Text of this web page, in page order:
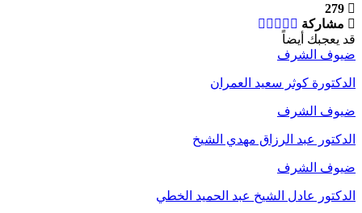
279
مشاركة
قد يعجبك أيضاً
ضيوف الشرف
الدكتورة كوثر سعيد العمران
ضيوف الشرف
الدكتور عبد الرزاق مهدي الشيخ
ضيوف الشرف
الدكتور عادل الشيخ عبد الحميد الخطي